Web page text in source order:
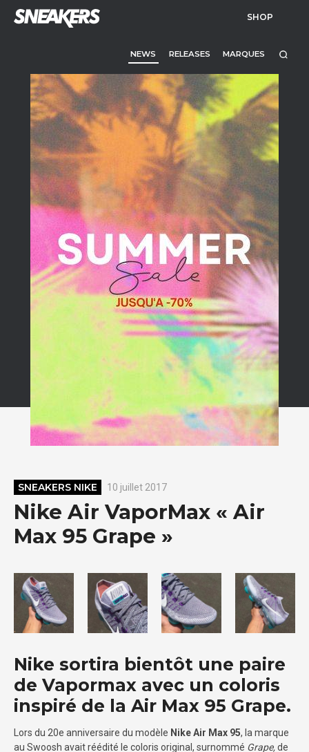
SHOP
NEWS RELEASES MARQUES
SNEAKERS NIKE 10 juillet 2017
Nike Air VaporMax « Air
Max 95 Grape »
Nike sortira bientôt une paire
de Vapormax avec un coloris
inspiré de la Air Max 95 Grape.
Lors du 20e anniversaire du modèle Nike Air Max 95, la marque
au Swoosh avait réédité le coloris original, surnommé Grape,de